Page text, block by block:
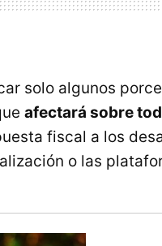
solo algunos
afectará sobre
fiscal a los
o las